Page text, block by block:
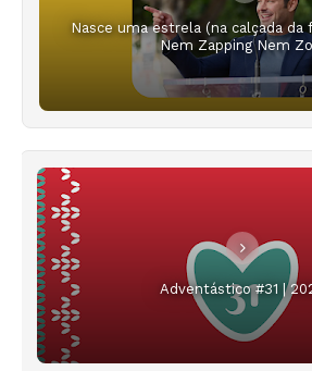
Nasce uma estrela (na calçada da
Nem Zapping Nem
Adventástico #31 |